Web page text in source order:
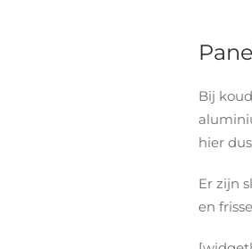
Bij
hier
Er zijn
en